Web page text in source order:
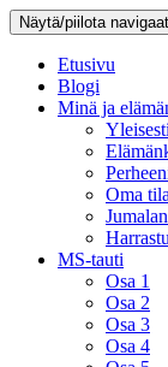
Näytä/piilota
Etusivu
Blogi
Minä ja
Yleisesti
Oma
MS-tauti
Osa 1
Osa 2
Osa 3
Osa 4